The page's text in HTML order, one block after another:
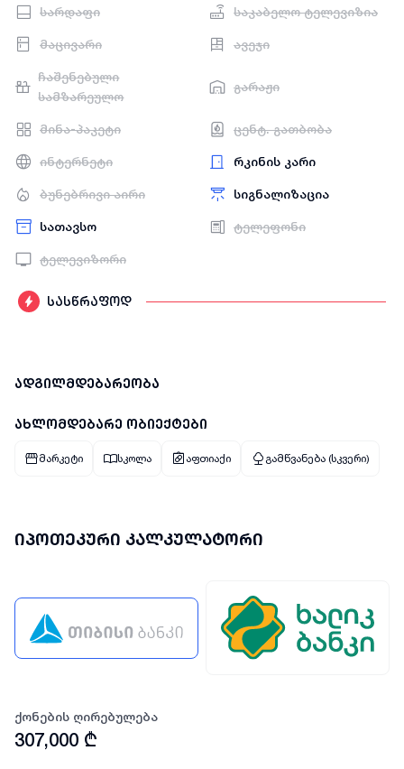
სარდაფი საკაბელო ტელევიზია
მაცივარი ავეჯი
ჩაშენებული
სამზარეულო
გარაჟი
მინა-პაკეტი ცენტ. გათბობა
ინტერნეტი რკინის კარი
ბუნებრივი აირი სიგნალიზაცია
სათავსო ტელეფონი
ტელევიზორი
სასწრაფოდ
ადგილმდებარეობა
ახლომდებარე ობიექტები
მარკეტი სკოლა აფთიაქი გამწვანება (სკვერი)
იპოთეკური კალკულატორი
ქონების ღირებულება
307,000 ₾